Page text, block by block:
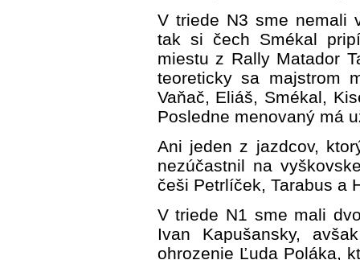
V triede N3 sme nemali
tak si čech Smékal
miestu z Rally Matador
teoreticky sa majstrom
Vaňač, Eliáš, Smékal,
Posledne menovaný má
Ani jeden z jazdcov,
nezúčastnil na
češi Petrlíček, Tarabus a
V triede N1 sme mali
Ivan Kapušansky,
ohrozenie Ľuda Poláka,